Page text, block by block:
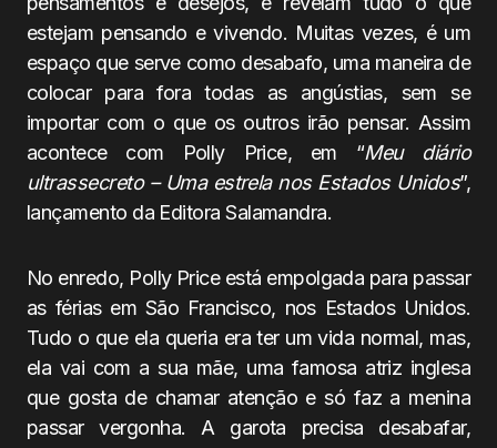
estejam pensando e vivendo. Muitas vezes, é um
espaço que serve como desabafo, uma maneira de
colocar para fora todas as angústias, sem se
importar com o que os outros irão pensar. Assim
acontece com Polly Price, em “Meu diário
ultrassecreto – Uma estrela nos Estados Unidos”,
lançamento da Editora Salamandra.
No enredo, Polly Price está empolgada para passar
as férias em São Francisco, nos Estados Unidos.
Tudo o que ela queria era ter um vida normal, mas,
ela vai com a sua mãe, uma famosa atriz inglesa
que gosta de chamar atenção e só faz a menina
passar vergonha. A garota precisa desabafar,